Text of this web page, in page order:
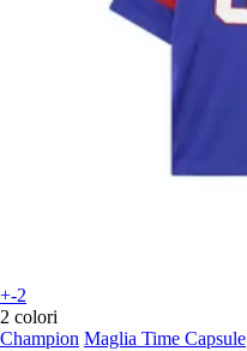
+-2
2 colori
Champion Maglia Time Capsule